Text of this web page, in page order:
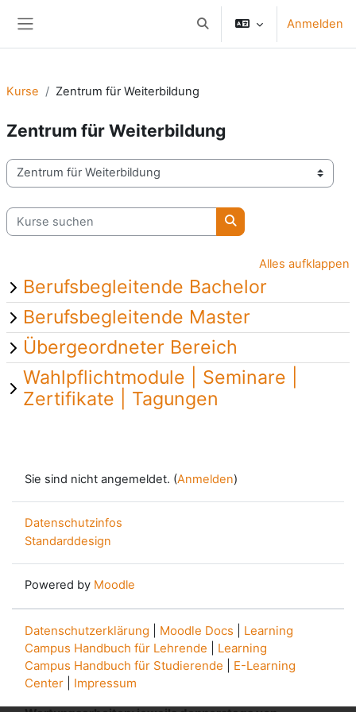
Sucheingabe umschalten
Anmelden
Kurse Zentrum für Weiterbildung
Zentrum für Weiterbildung
Kursbereiche
Kurse suchen
Kurse suchen
Alles aufklappen
Berufsbegleitende Bachelor
Berufsbegleitende Master
Übergeordneter Bereich
Wahlpflichtmodule | Seminare |
Zertifikate | Tagungen
Sie sind nicht angemeldet. (Anmelden)
Datenschutzinfos
Standarddesign
Powered by Moodle
Datenschutzerklärung Moodle Docs
Learning
Campus Handbuch für Lehrende
Learning
Campus Handbuch für Studierende
E-Learning
Center
Impressum